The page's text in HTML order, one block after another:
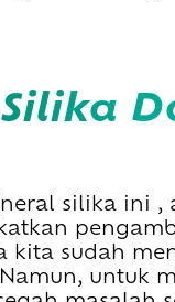
silika ini
kita sudah
untuk